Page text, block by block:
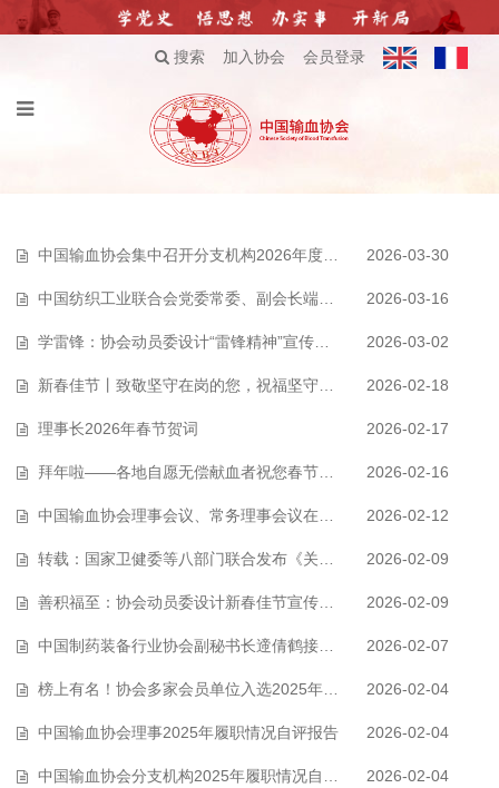
搜索 加入协会 会员登录
中国输血协会集中召开分支机构2026年度工作会议 2026-03-30
中国纺织工业联合会党委常委、副会长端小平接受纪律审查和监察调查 2026-03-16
学雷锋：协会动员委设计“雷锋精神”宣传海报，感谢无私奉献！ 2026-03-02
新春佳节丨致敬坚守在岗的您，祝福坚守在岗的您！ 2026-02-18
理事长2026年春节贺词 2026-02-17
拜年啦——各地自愿无偿献血者祝您春节快乐！ 2026-02-16
中国输血协会理事会议、常务理事会议在长春召开 2026-02-12
转载：国家卫健委等八部门联合发布《关于印发无偿献血倡议书的通知》 2026-02-09
善积福至：协会动员委设计新春佳节宣传海报，恭祝春节快乐！ 2026-02-09
中国制药装备行业协会副秘书长遆倩鹤接受监察调查 2026-02-07
榜上有名！协会多家会员单位入选2025年新时代健康科普作品征集活动优秀作品… 2026-02-04
中国输血协会理事2025年履职情况自评报告 2026-02-04
中国输血协会分支机构2025年履职情况自评报告 2026-02-04